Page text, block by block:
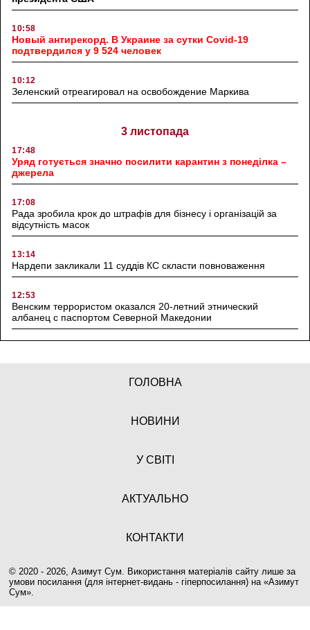
10:58
Новый антирекорд. В Украине за сутки Covid-19
подтвердился у 9 524 человек
10:12
Зеленский отреагировал на освобождение Маркива
3 листопада
17:48
Уряд готується значно посилити карантин з понеділка –
джерела
17:08
Рада зробила крок до штрафів для бізнесу і організацій за
відсутність масок
13:14
Нардепи закликали 11 суддів КС скласти повноваження
12:53
Венским террористом оказался 20-летний этнический
албанец с паспортом Северной Македонии
ГОЛОВНА
НОВИНИ
У СВІТІ
АКТУАЛЬНО
КОНТАКТИ
© 2020 - 2026, Азимут Сум. Використання матеріалів сайту лише за
умови посилання (для інтернет-видань - гіперпосилання) на «Азимут
Сум».